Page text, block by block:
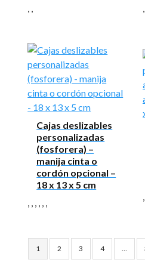
Cajas deslizables
personalizadas
(fosforera) –
manija cinta o
cordón opcional –
18 x 13 x 5 cm
1 2 3 4